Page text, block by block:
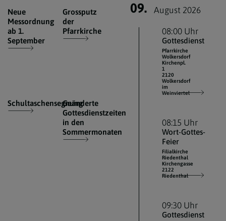
Neue
Messordnung
ab 1.
September
Grossputz
der
Pfarrkirche
Schultaschensegnung
Geänderte
Gottesdienstzeiten
in den
Sommermonaten
09. August 2026
08:00 Uhr
Gottesdienst
Pfarrkirche
Wolkersdorf
Kirchenpl.
1
2120
Wolkersdorf
im
Weinviertel
08:15 Uhr
Wort-Gottes-
Feier
Filialkirche
Riedenthal
Kirchengasse
2122
Riedenthal
09:30 Uhr
Gottesdienst